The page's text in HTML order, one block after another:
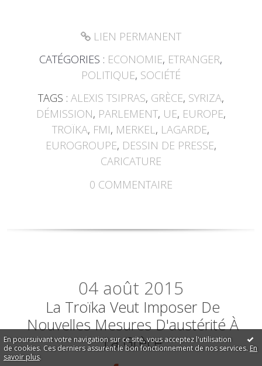
En poursuivant votre navigation sur ce site, vous acceptez l'utilisation
de cookies. Ces derniers assurent le bon fonctionnement de nos services. En
savoir plus.
LIEN PERMANENT
CATÉGORIES : ECONOMIE, ETRANGER,
POLITIQUE, SOCIÉTÉ
TAGS : ALEXIS TSIPRAS, GRÈCE, SYRIZA,
DÉMISSION, PARLEMENT, UE, EUROPE,
TROÏKA, FMI, MERKEL, LAGARDE,
EUROGROUPE, DESSIN DE PRESSE,
CARICATURE
0 COMMENTAIRE
04 août 2015
La Troïka Veut Imposer De
Nouvelles Mesures D'austérité À
La Grèce